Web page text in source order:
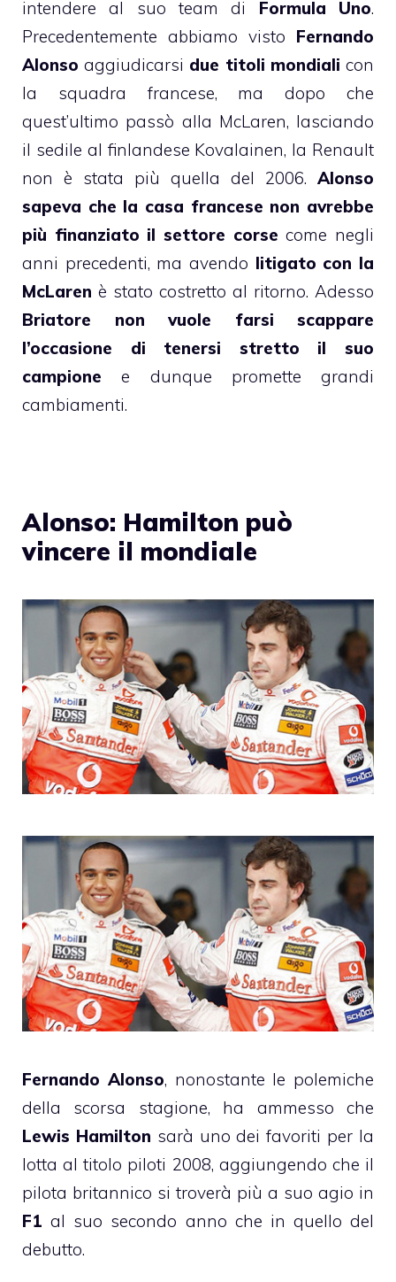
intendere al suo team di Formula Uno.
Precedentemente abbiamo visto Fernando
Alonso aggiudicarsi due titoli mondialicon
la squadra francese, ma dopo che
quest’ultimo passò alla McLaren, lasciando
il sedile al finlandese Kovalainen, la Renault
non è stata più quella del 2006. Alonso
sapeva che la casa francese non avrebbe
più finanziato il settore corse come negli
anni precedenti, ma avendo litigato con la
McLaren è stato costretto al ritorno. Adesso
Briatore non vuole farsi scappare
l’occasione di tenersi stretto il suo
campione e dunque promette grandi
cambiamenti.
Alonso: Hamilton può
vincere il mondiale
Fernando Alonso, nonostante le polemiche
della scorsa stagione, ha ammesso che
Lewis Hamilton sarà uno dei favoriti per la
lotta al titolo piloti 2008, aggiungendo che il
pilota britannico si troverà più a suo agio in
F1 al suo secondo anno che in quello del
debutto.